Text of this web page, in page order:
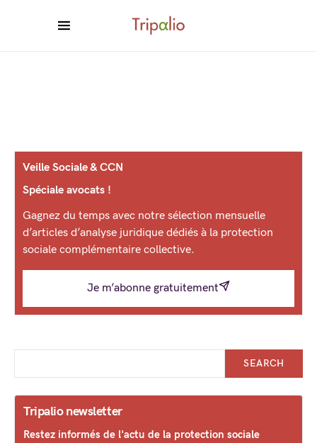
Veille Sociale & CCN
Spéciale avocats !
Gagnez du temps avec notre sélection mensuelle
d’articles d’analyse juridique dédiés à la protection
sociale complémentaire collective.
Je m’abonne gratuitement
SEARCH
Tripalio newsletter
Restez informés de l'actu de la protection sociale